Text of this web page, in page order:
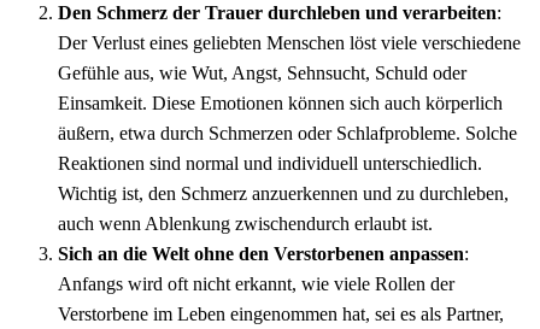
Den Schmerz der Trauer durchleben und verarbeiten:
Der Verlust eines geliebten Menschen löst viele verschiedene
Gefühle aus, wie Wut, Angst, Sehnsucht, Schuld oder
Einsamkeit. Diese Emotionen können sich auch körperlich
äußern, etwa durch Schmerzen oder Schlafprobleme. Solche
Reaktionen sind normal und individuell unterschiedlich.
Wichtig ist, den Schmerz anzuerkennen und zu durchleben,
auch wenn Ablenkung zwischendurch erlaubt ist.
Sich an die Welt ohne den Verstorbenen anpassen:
Anfangs wird oft nicht erkannt, wie viele Rollen der
Verstorbene im Leben eingenommen hat, sei es als Partner,